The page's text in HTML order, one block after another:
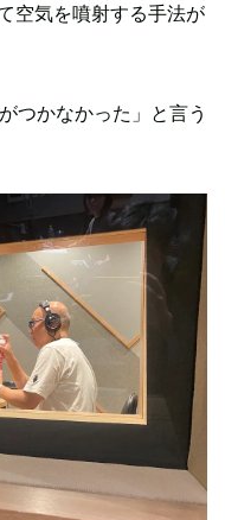
空気を噴射する手法が
つかなかった」と言う